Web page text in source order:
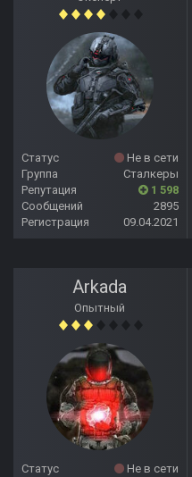
Статус
Не в сети
Группа
Сталкеры
Репутация
1 598
Сообщений
2895
Регистрация
09.04.2021
Arkada
Опытный
Статус
Не в сети